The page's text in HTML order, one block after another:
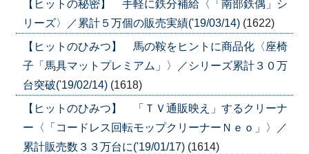
【ヒットの秘密】 手軽に鉄分補給〈「南部鉄偶」シ
リーズ〉／累計５万個の販売実績('19/03/14) (1622)
【ヒットのひみつ】 馬の鞍をヒントに商品化〈座椅
子「馬具マットプレミアム」〉／シリーズ累計３０万
台突破('19/02/14) (1618)
【ヒットのひみつ】 「ＴＶ通販映え」するクリーナ
ー〈「コードレス回転モップクリーナーＮｅｏ」〉／
累計販売数３３万台に('19/01/17) (1614)